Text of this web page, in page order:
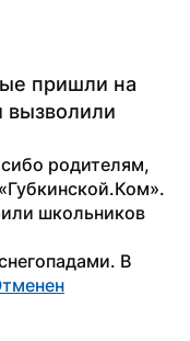
пришли на
вызволили
родителям,
школьников
В